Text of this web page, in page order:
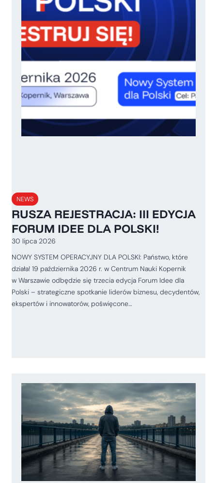
NEWS
RUSZA REJESTRACJA: III EDYCJA
FORUM IDEE DLA POLSKI!
30 lipca 2026
NOWY SYSTEM OPERACYJNY DLA POLSKI: Państwo, które
działa! 19 października 2026 r. w Centrum Nauki Kopernik
w Warszawie odbędzie się trzecia edycja Forum Idee dla
Polski – strategiczne spotkanie liderów biznesu, decydentów,
ekspertów i innowatorów, poświęcone…